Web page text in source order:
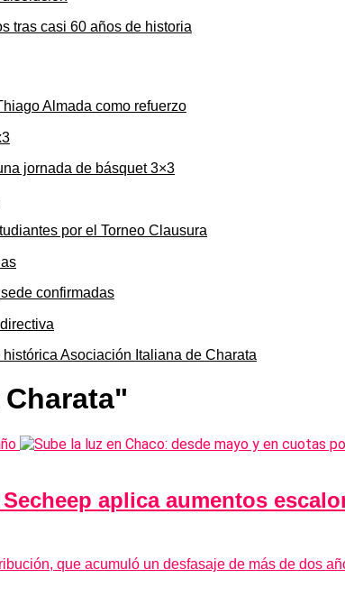
tras casi 60 años de historia
Almada como refuerzo
jornada de básquet 3×3
por el Torneo Clausura
confirmadas
Asociación Italiana de Charata
aplica aumentos
que acumuló un desfasaje de más de dos